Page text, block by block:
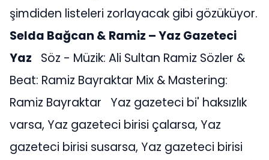
şimdiden listeleri zorlayacak gibi gözüküyor.
Selda Bağcan & Ramiz – Yaz Gazeteci
Yaz Söz - Müzik: Ali Sultan Ramiz Sözler &
Beat: Ramiz Bayraktar Mix & Mastering:
Ramiz Bayraktar Yaz gazeteci bi' haksızlık
varsa, Yaz gazeteci birisi çalarsa, Yaz
gazeteci birisi susarsa, Yaz gazeteci birisi